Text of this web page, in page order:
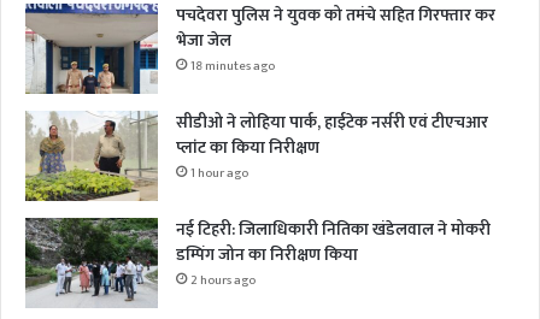
पचदेवरा पुलिस ने युवक को तमंचे सहित गिरफ्तार कर
भेजा जेल
18 minutes ago
सीडीओ ने लोहिया पार्क, हाईटेक नर्सरी एवं टीएचआर
प्लांट का किया निरीक्षण
1 hour ago
नई टिहरी: जिलाधिकारी नितिका खंडेलवाल ने मोकरी
डम्पिंग जोन का निरीक्षण किया
2 hours ago